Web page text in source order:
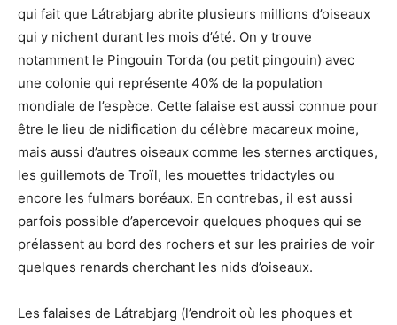
qui fait que Látrabjarg abrite plusieurs millions d’oiseaux
qui y nichent durant les mois d’été. On y trouve
notamment le Pingouin Torda (ou petit pingouin) avec
une colonie qui représente 40% de la population
mondiale de l’espèce. Cette falaise est aussi connue pour
être le lieu de nidification du célèbre macareux moine,
mais aussi d’autres oiseaux comme les sternes arctiques,
les guillemots de Troïl, les mouettes tridactyles ou
encore les fulmars boréaux. En contrebas, il est aussi
parfois possible d’apercevoir quelques phoques qui se
prélassent au bord des rochers et sur les prairies de voir
quelques renards cherchant les nids d’oiseaux.
Les falaises de Látrabjarg (l’endroit où les phoques et